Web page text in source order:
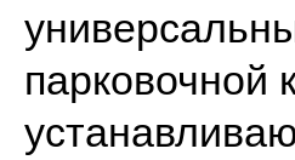
парковочной